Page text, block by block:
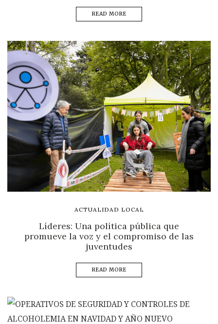
READ MORE
ACTUALIDAD LOCAL
Líderes: Una política pública que
promueve la voz y el compromiso de las
juventudes
READ MORE